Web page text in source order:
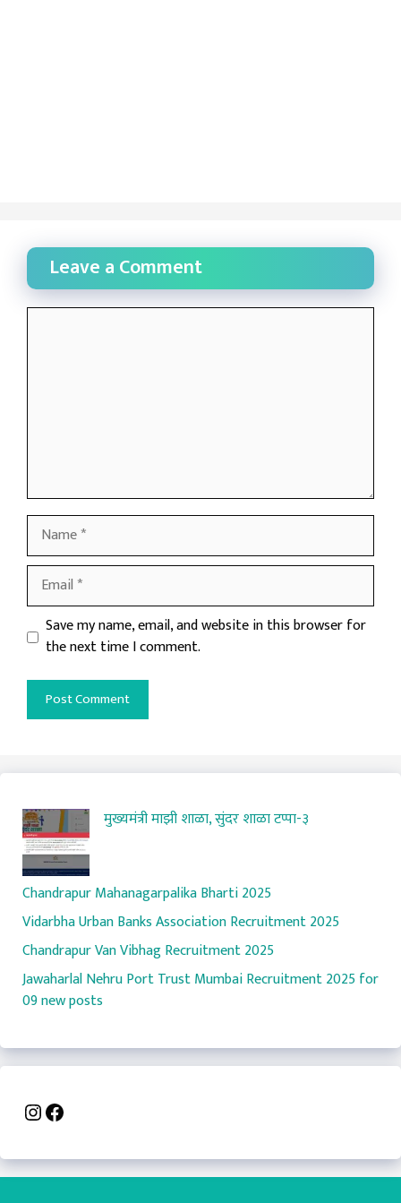
Leave a Comment
Name
Email
Website
Save my name, email, and website in this browser for
the next time I comment.
मुख्यमंत्री माझी शाळा, सुंदर शाळा टप्पा-३
Chandrapur Mahanagarpalika Bharti 2025
Vidarbha Urban Banks Association Recruitment 2025
Chandrapur Van Vibhag Recruitment 2025
Jawaharlal Nehru Port Trust Mumbai Recruitment 2025 for
09 new posts
Instagram
Facebook